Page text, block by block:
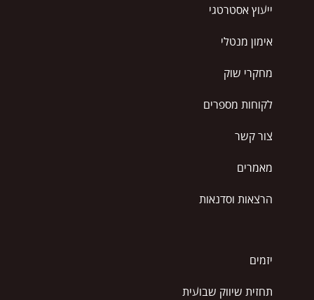
ייעוץ אסטרטגי
אימון מנטלי
מחקרי שוק
לקוחות מספרים
צור קשר
מאמרים
הרצאות וסדנאות
יזמים
תחזית שיווק שבועית